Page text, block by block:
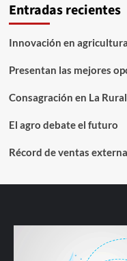
Entradas recientes
Innovación en
Presentan las mejores
Consagración en La Rural
El agro debate el futuro
Récord de ventas